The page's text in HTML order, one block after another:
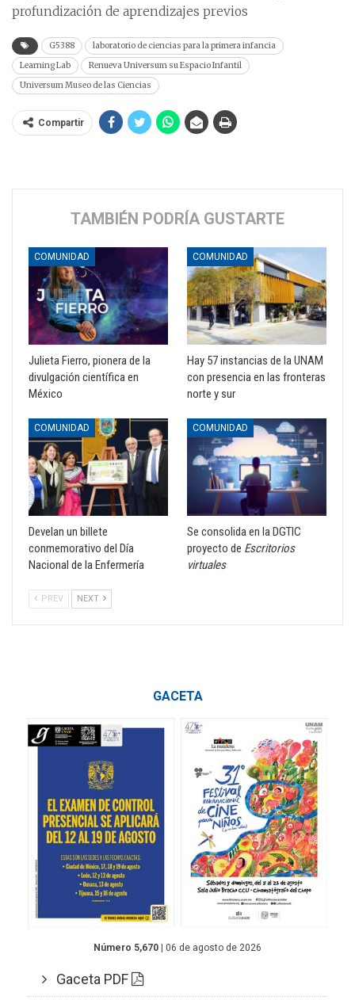
profundización de aprendizajes previos
G5388
laboratorio de ciencias para la primera infancia
Learning Lab
Renueva Universum su Espacio Infantil
Universum Museo de las Ciencias
Compartir
TAMBIÉN PODRÍA GUSTARTE
COMUNIDAD
Julieta Fierro, pionera de la
divulgación científica en
México
COMUNIDAD
Hay 57 instancias de la UNAM
con presencia en las fronteras
norte y sur
COMUNIDAD
Develan un billete
conmemorativo del Día
Nacional de la Enfermería
COMUNIDAD
Se consolida en la DGTIC
proyecto de Escritorios
virtuales
PREV NEXT
GACETA
Número 5,670 | 06 de agosto de 2026
Gaceta PDF